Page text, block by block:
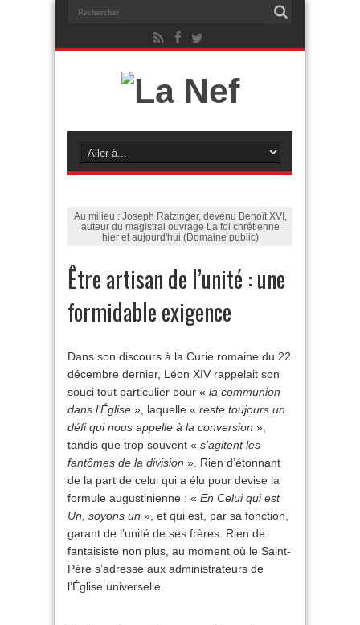
Au milieu : Joseph Ratzinger, devenu Benoît XVI,
auteur du magistral ouvrage La foi chrétienne
hier et aujourd'hui (Domaine public)
Être artisan de l’unité : une
formidable exigence
Dans son discours à la Curie romaine du 22
décembre dernier, Léon XIV rappelait son
souci tout particulier pour « la communion
dans l’Église », laquelle « reste toujours un
défi qui nous appelle à la conversion »,
tandis que trop souvent « s’agitent les
fantômes de la division ». Rien d’étonnant
de la part de celui qui a élu pour devise la
formule augustinienne : « En Celui qui est
Un, soyons un », et qui est, par sa fonction,
garant de l’unité de ses frères. Rien de
fantaisiste non plus, au moment où le Saint-
Père s’adresse aux administrateurs de
l’Église universelle.